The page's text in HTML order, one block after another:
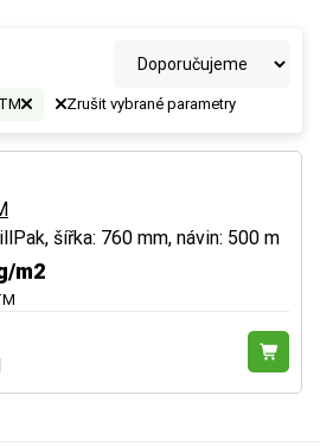
Zrušit vybrané parametry
šířka: 760 mm, návin: 500 m
m2